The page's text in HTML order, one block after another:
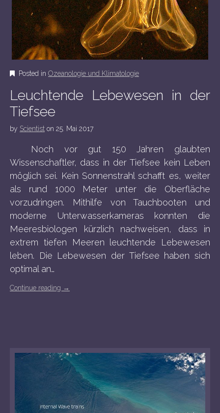
Posted in Ozeanologie und Klimatologie
Leuchtende Lebewesen in der
Tiefsee
by Scientist on 25. Mai 2017
Noch vor gut 150 Jahren glaubten
Wissenschaftler, dass in der Tiefsee kein Leben
möglich sei. Kein Sonnenstrahl schafft es, weiter
als rund 1000 Meter unter die Oberfläche
vorzudringen. Mithilfe von Tauchbooten und
moderne Unterwasserkameras konnten die
Meeresbiologen kürzlich nachweisen, dass in
extrem tiefen Meeren leuchtende Lebewesen
leben. Die Lebewesen der Tiefsee haben sich
optimal an…
Continue reading →